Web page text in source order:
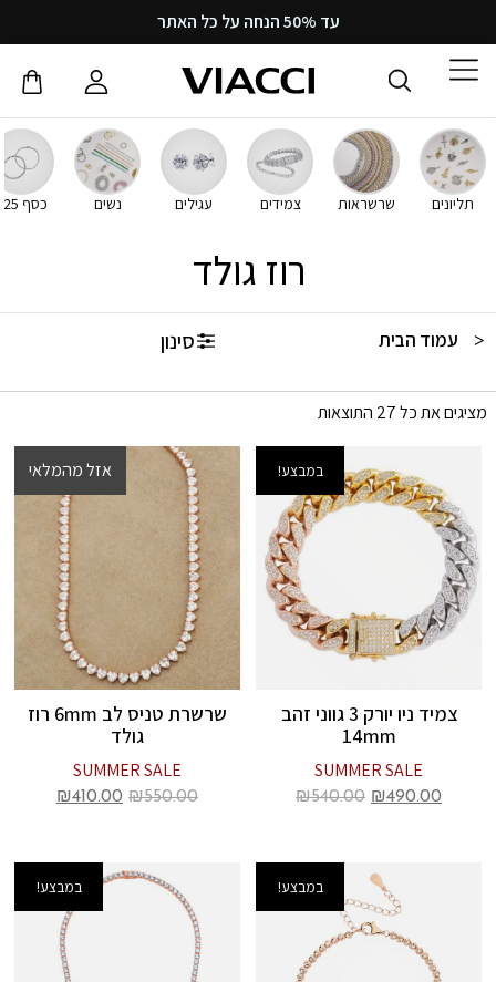
עד 50% הנחה על כל האתר
תליונים שרשראות צמידים עגילים נשים כסף 925
רוז גולד
סינון עמוד הבית
מציגים את כל ⁦27⁩ התוצאות
במבצע!
צמיד ניו יורק 3 גווני זהב
14mm
SUMMER SALE
₪490.00
₪540.00
אזל מהמלאי
במבצע!
שרשרת טניס לב 6mm רוז
גולד
SUMMER SALE
₪550.00
₪410.00
במבצע! במבצע!